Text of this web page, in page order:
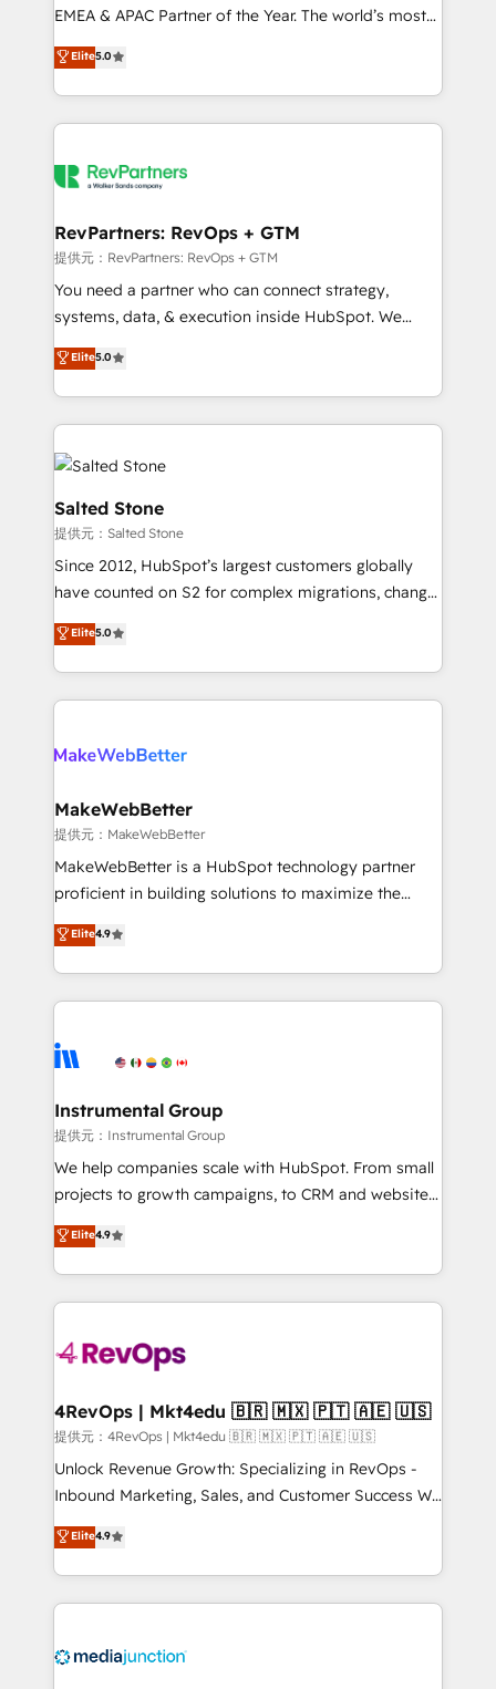
EMEA & APAC Partner of the Year. The world’s most
experienced and fully accredited HubSpot Solutions
Partner. 🚀 With 2,750+ HubSpot projects delivered
and 370+ specialists across EMEA, APAC and NAM,
we de-risk complex CRM programmes and
multi-region migrations to AI-powered automation,
scale. 🏆 HubSpot’s CEO called us “the partner of the
future.” Others agree it is proof of trust built through
measurable impact.
Elite5.0
RevPartners: RevOps + GTM
提供元：RevPartners: RevOps + GTM
You need a partner who can connect strategy,
systems, data, & execution inside HubSpot. We
bridge the gap where most agencies fall short by
combining GTM strategy with technical execution to
solve the right problem with the right solution. As the
only firm in the world to hold Elite Partner
Accreditations with both HubSpot and Clay, our
clients gain a unique advantage in CRM architecture,
pipeline generation, data intelligence, and go-to-
market execution. Why B2B Businesses Choose RP: -
Secure: Soc2 compliant 🛡️ - Pricing: Implementations
starting at $1,5k 💵 - Speed: Launch in 14 days ⚡ -
Scale: Fastest tiering Elite HubSpot Partner 🪴 -
technical agency for a growth problem. Hire a
Elite5.0
Salted Stone
提供元：Salted Stone
Since 2012, HubSpot’s largest customers globally
have counted on S2 for complex migrations, change
management, systems integration, and creative
solutions that deliver measurable impact and
transform brand experiences As one of the few full-
service creative agencies in the HubSpot
winning design to build scalable, globally
marketing campaigns, & RevOps frameworks that
fuel long-term success We connect the entire
customer lifecycle through seamless integrations,
ensure long-term adoption with change-
and service to drive sustainable growth With 6 key
HubSpot accreditations and experience across
teams has worked with clients just like you Let’s
explore whether S2 is the partner you’ve been
Elite5.0
MakeWebBetter
提供元：MakeWebBetter
MakeWebBetter is a HubSpot technology partner
proficient in building solutions to maximize the
operational efficiency of HubSpot. The fastest-
growing tech-enabler & facilitator, MakeWebBetter,
hands you the blend of HubSpot expertise &
eminent solutions & integrations. Trust us to
Elite Partners with 10+ years of HubSpot experience
Premier Partner 2023 🌟5 HubSpot Accreditations 🌟
Won HubSpot Theme Challenge 2021 🌟INBOUND’19
HubSpot Rising Star Why us? Harnessing the full
potential of the powerful HubSpot CRM. ✔️A team of
HubSpot experience ✔️Flexible pricing models —
Hourly-fee (assigned one Dedicated HubSpot
requirement). ✔️Helped over 25,000+ customers so
far with our HubSpot solutions. ✔️Bespoke apps &
on-demand bundle services. Connect with us today!
Elite4.9
Instrumental Group
提供元：Instrumental Group
We help companies scale with HubSpot. From small
projects to growth campaigns, to CRM and websites.
Hire an agency that's experienced in every inch of
HubSpot and willing to work hand-in-hand with your
team to simplify the complex and build a better
experience for your team and customers.
Elite4.9
4RevOps | Mkt4edu 🇧🇷 🇲🇽 🇵🇹 🇦🇪 🇺🇸
提供元：4RevOps | Mkt4edu 🇧🇷 🇲🇽 🇵🇹 🇦🇪 🇺🇸
Unlock Revenue Growth: Specializing in RevOps -
Inbound Marketing, Sales, and Customer Success We
specialize in driving revenue growth for companies
across industries through tailored marketing, sales,
and customer success strategies, utilizing RevOps
methodologies. As Latin America's largest HubSpot
offer unparalleled insights. Operating in five
Elite4.9